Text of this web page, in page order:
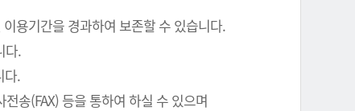
용기간을 경과하여 보존할 수 있습니다.
다.
다.
송(FAX) 등을 통하여 하실 수 있으며